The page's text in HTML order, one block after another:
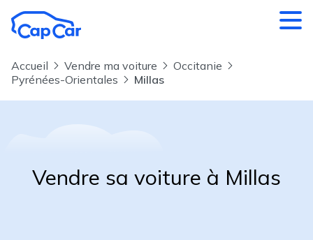
Accueil Vendre ma voiture
Occitanie
Pyrénées-Orientales
Millas
Vendre sa voiture à Millas